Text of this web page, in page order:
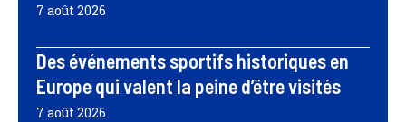
7 août 2026
Des événements sportifs historiques en
Europe qui valent la peine d’être visités
7 août 2026